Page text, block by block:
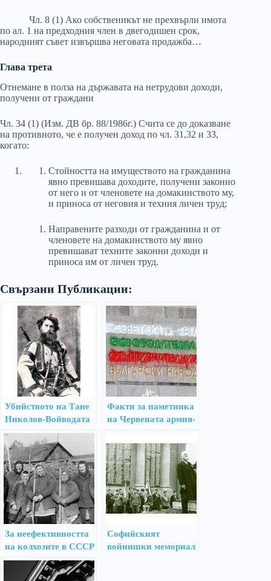
Чл. 8 (1) Ако собственикът не прехвърли имота
по ал. 1 на предходния член в двегодишен срок,
народният съвет извършва неговата продажба…
Глава трета
Отнемане в полза на държавата на нетрудови доходи,
получени от граждани
Чл. 34 (1) (Изм. ДВ бр. 88/1986г.) Счита се до доказване
на противното, че е получен доход по чл. 31,32 и 33,
когато:
Стойността на имуществото на гражданина
явно превишава доходите, получени законно
от него и от членовете на домакинството му,
и приноса от неговия и техния личен труд;
Направените разходи от гражданина и от
членовете на домакинството му явно
превишават техните законни доходи и
приноса им от личен труд.
Свързани Публикации:
Убийството на Тане
Николов-Войводата
Факти за паметника
на Червената армия-
и за горяните
За неефективността
на колхозите в СССР
и за частните
стопанства, които са
Софийският
войнишки мемориал